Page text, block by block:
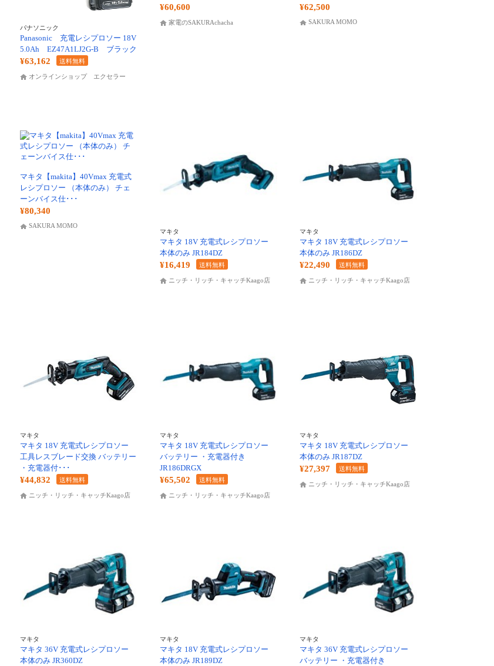
パナソニック
Panasonic 充電レシプロソー 18V
5.0Ah EZ47A1LJ2G-B ブラック
¥63,162 送料無料
オンラインショップ エクセラー
¥60,600
家電のSAKURAchacha
¥62,500
SAKURA MOMO
マキタ【makita】40Vmax 充電式
レシプロソー （本体のみ） チェ
ーンバイス仕･･･
¥80,340
SAKURA MOMO
マキタ
マキタ 18V 充電式レシプロソー
本体のみ JR184DZ
¥16,419 送料無料
ニッチ・リッチ・キャッチKaago店
マキタ
マキタ 18V 充電式レシプロソー
本体のみ JR186DZ
¥22,490 送料無料
ニッチ・リッチ・キャッチKaago店
マキタ
マキタ 18V 充電式レシプロソー
工具レスブレード交換 バッテリー
・充電器付･･･
¥44,832 送料無料
ニッチ・リッチ・キャッチKaago店
マキタ
マキタ 18V 充電式レシプロソー
バッテリー ・充電器付き
JR186DRGX
¥65,502 送料無料
ニッチ・リッチ・キャッチKaago店
マキタ
マキタ 18V 充電式レシプロソー
本体のみ JR187DZ
¥27,397 送料無料
ニッチ・リッチ・キャッチKaago店
マキタ
マキタ 36V 充電式レシプロソー
本体のみ JR360DZ
マキタ
マキタ 18V 充電式レシプロソー
本体のみ JR189DZ
マキタ
マキタ 36V 充電式レシプロソー
バッテリー ・充電器付き